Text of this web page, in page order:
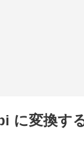
に変換す